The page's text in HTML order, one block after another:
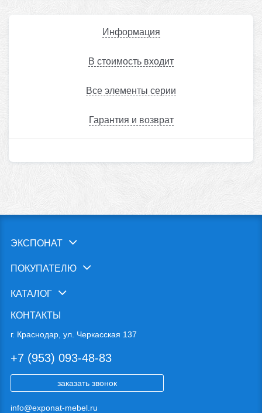
Информация
В стоимость входит
Все элементы серии
Гарантия и возврат
ЭКСПОНАТ
ПОКУПАТЕЛЮ
КАТАЛОГ
КОНТАКТЫ
г. Краснодар, ул. Черкасская 137
+7 (953) 093-48-83
заказать звонок
info@exponat-mebel.ru